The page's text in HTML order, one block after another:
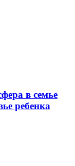
в семье
ребенка